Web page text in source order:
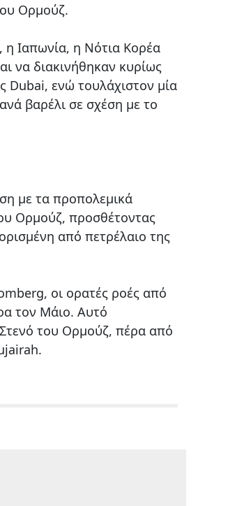
Ορμούζ.
Ιαπωνία, η Νότια Κορέα
να διακινήθηκαν κυρίως
ενώ τουλάχιστον μία
βαρέλι σε σχέση με το
με τα προπολεμικά
Ορμούζ, προσθέτοντας
από πετρέλαιο της
οι ορατές ροές από
τον Μάιο. Αυτό
του Ορμούζ, πέρα από